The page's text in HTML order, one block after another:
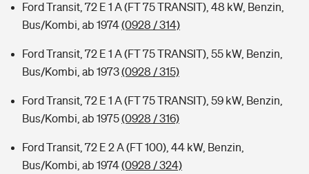
Ford Transit, 72 E 1 A (FT 75 TRANSIT), 48 kW, Benzin,
Bus/Kombi, ab 1974(0928 / 314)
Ford Transit, 72 E 1 A (FT 75 TRANSIT), 55 kW, Benzin,
Bus/Kombi, ab 1973(0928 / 315)
Ford Transit, 72 E 1 A (FT 75 TRANSIT), 59 kW, Benzin,
Bus/Kombi, ab 1975(0928 / 316)
Ford Transit, 72 E 2 A (FT 100), 44 kW, Benzin,
Bus/Kombi, ab 1974(0928 / 324)